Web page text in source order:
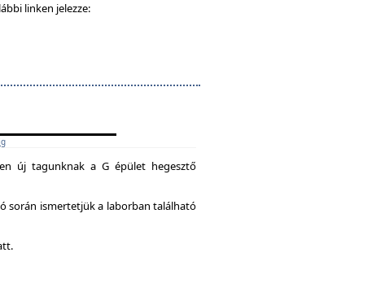
linken jelezze:
új tagunknak a G épület hegesztő
során ismertetjük a laborban található